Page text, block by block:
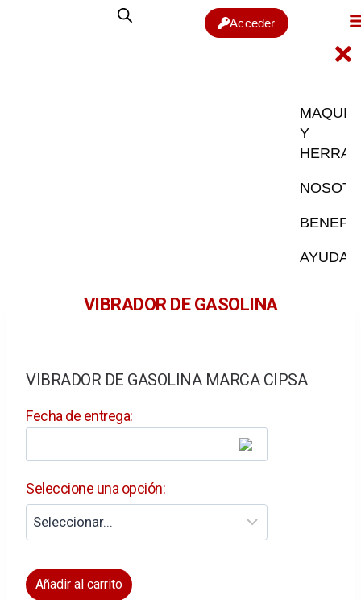
Acceder
Y
AYUDA
VIBRADOR DE GASOLINA
VIBRADOR DE GASOLINA MARCA CIPSA
Fecha de entrega:
Seleccione una opción:
Añadir al carrito